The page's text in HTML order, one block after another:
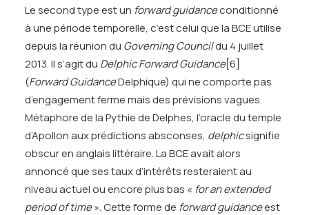
Le second type est un forward guidanceconditionné
à une période temporelle, c’est celui que la BCE utilise
depuis la réunion du Governing Councildu 4 juillet
2013. Il s’agit du Delphic Forward Guidance[6]
(Forward GuidanceDelphique) qui ne comporte pas
d’engagement ferme mais des prévisions vagues.
Métaphore de la Pythie de Delphes, l’oracle du temple
d’Apollon aux prédictions absconses, delphicsignifie
obscur en anglais littéraire. La BCE avait alors
annoncé que ses taux d’intérêts resteraient au
niveau actuel ou encore plus bas « for an extended
period of time». Cette forme de forward guidanceest